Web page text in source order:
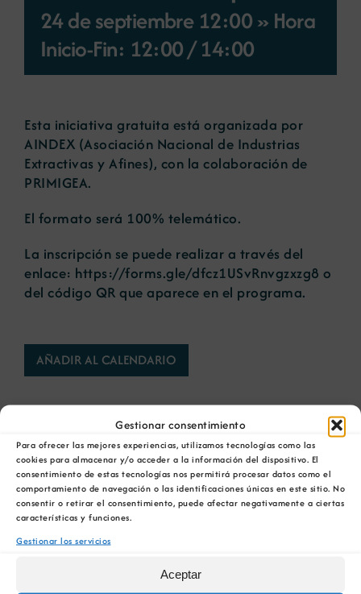
Gestionar consentimiento
Para ofrecer las mejores experiencias, utilizamos tecnologías como las
cookies para almacenar y/o acceder a la información del dispositivo. El
consentimiento de estas tecnologías nos permitirá procesar datos como el
comportamiento de navegación o las identificaciones únicas en este sitio. No
consentir o retirar el consentimiento, puede afectar negativamente a ciertas
características y funciones.
Gestionar los servicios
Aceptar
Noticias
Contacto
24 de septiembre 12:00 » Hora
Inicio-Fin: 12:00/14:00
Esta iniciativa gratuita está organizada por
AINDEX (Asociación Nacional de Industrias
Extractivas y Afines), con la colaboración de
PRIMIGEA.
El formato será 100% telemático.
La inscripción se puede realizar a través del
enlace: https://forms.gle/dfcz1USvRnvgzxzg8 o
del código QR que aparece en el programa.
AÑADIR AL CALENDARIO
Comparta esta información en su red Social
favorita!
Facebook
X Bluesky